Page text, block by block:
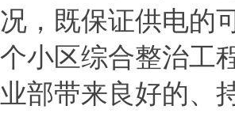
况，既保证供电的
个小区综合整治工
业部带来良好的、